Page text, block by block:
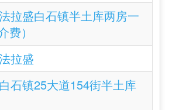
拉盛白石镇半土库两房一
费）
拉盛
石镇25大道154街半土库